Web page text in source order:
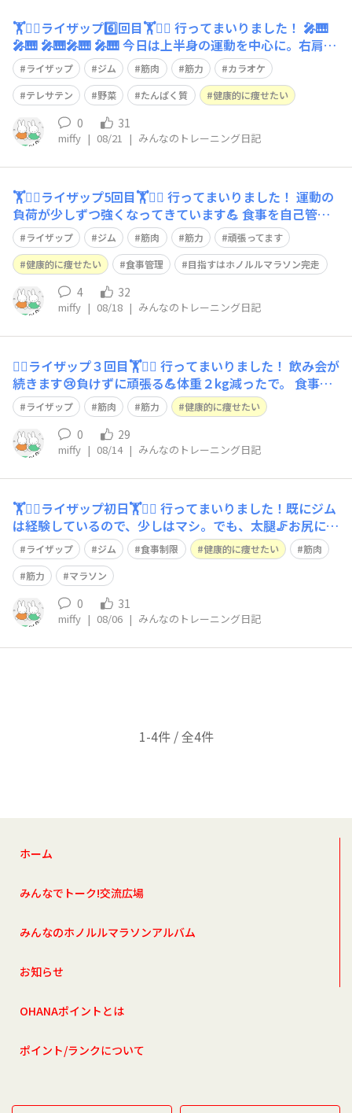
🏋️🏋️‍♀️ライザップ6️⃣回目🏋️🏋️‍♀️ 行ってまいりました！ 🎤🎹
🎤🎹 🎤🎹🎤🎹 🎤🎹 今日は上半身の運動を中心に。右肩、
腕が痛くなるので無理せずに。 肩甲骨を寄せる運動💪あ
はは🤣夢にまで見ました。 たんぱく質の取りすぎに注意
⚠️ 近くにカラオケ🎤屋さんがありました。持ち込みオッ
ライザップ ジム 筋肉 筋力
カラオケ
テレサテン
野菜 たんぱく質 健康的に痩せたい
0 31
miffy | 08/21 | みんなのトレーニング日記
🏋️🏋️‍♀️ライザップ5回目🏋️🏋️‍♀️ 行ってまいりました！ 運動の
負荷が少しずつ強くなってきています💪 食事を自己管理
👌 冷凍野菜🥗を駆使し、３食食べてます😋😋😋 プロテイ
ンもしっかり飲んで。 #ライザップ #ジム #食事制限 #食
事管理 #健康的に痩せたい #筋肉 #筋
ライザップ ジム 筋肉 筋力
頑張ってます
健康的に痩せたい
食事管理 目指すはホノルルマラソン完走
4 32
miffy | 08/18 | みんなのトレーニング日記
🏋️‍♀️ライザップ３回目🏋️🏋️‍♀️ 行ってまいりました！ 飲み会が
続きます😢負けずに頑張る💪体重２kg減ったで。 食事制
限、制限🚫と思わず、食事を自己管理👌 プロテインもし
っかり飲んで。 #ライザップ #ジム #食事制限 #食事管理
ライザップ 筋肉 筋力 健康的に痩せたい
0 29
miffy | 08/14 | みんなのトレーニング日記
🏋️🏋️‍♀️ライザップ初日🏋️🏋️‍♀️ 行ってまいりました！既にジム
は経験しているので、少しはマシ。でも、太腿🦵お尻にき
く〜 プロテインもしっかり飲んで。 後は「食事🍽️」 まず
は糖質制限。甘いもん我慢。 #ライザップ #ジム #食事制
ライザップ ジム 食事制限 健康的に痩せたい
筋肉
筋力
マラソン
0 31
miffy | 08/06 | みんなのトレーニング日記
1-4件 / 全4件
ホーム
みんなでトーク!交流広場
みんなのホノルルマラソンアルバム
お知らせ
OHANAポイントとは
ポイント/ランクについて